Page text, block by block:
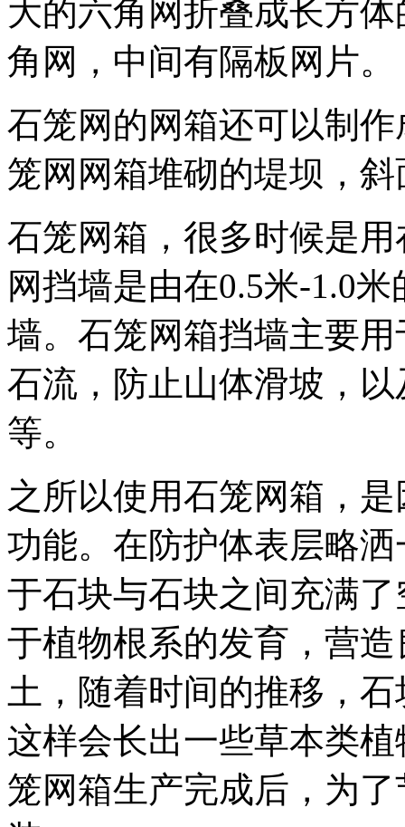
大的六角网折叠成长方体
角网，中间有隔板网片。
石笼网的网箱还可以制
笼网网箱堆砌的堤坝，
石笼网箱，很多时候是
网挡墙是由在0.5米-1.0米
墙。石笼网箱挡墙主要
石流，防止山体滑坡，
等。
之所以使用石笼网箱，
功能。在防护体表层略
于石块与石块之间充满
于植物根系的发育，营
土，随着时间的推移，
这样会长出一些草本类
笼网箱生产完成后，为